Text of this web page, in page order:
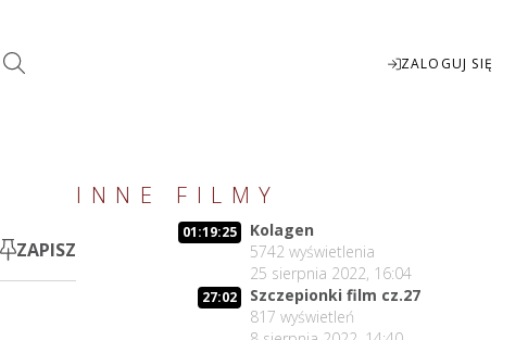
ZALOGUJ SIĘ
fullscreen
ZAPISZ
INNE FILMY
01:19:25
Kolagen
5742 wyświetlenia
25 sierpnia 2022, 16:04
27:02
Szczepionki film cz.27
817 wyświetleń